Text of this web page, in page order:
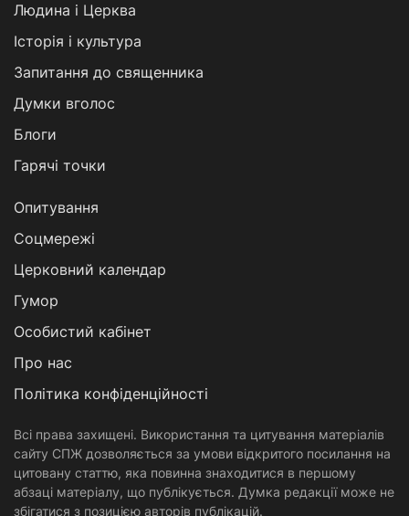
Людина і Церква
Історія і культура
Запитання до священника
Думки вголос
Блоги
Гарячі точки
Опитування
Соцмережі
Церковний календар
Гумор
Особистий кабінет
Про нас
Політика конфіденційності
Всі права захищені. Використання та цитування матеріалів
сайту СПЖ дозволяється за умови відкритого посилання на
цитовану статтю, яка повинна знаходитися в першому
абзаці матеріалу, що публікується. Думка редакції може не
збігатися з позицією авторів публікацій.